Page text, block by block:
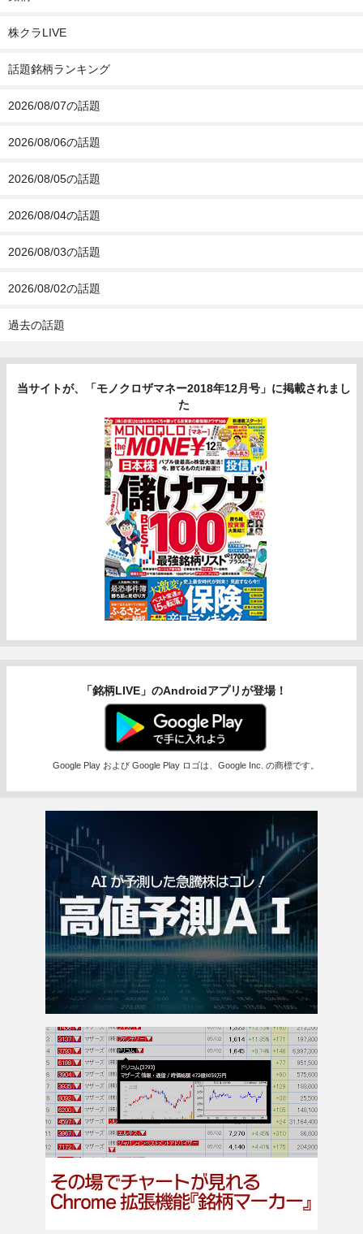
株クラLIVE
話題銘柄ランキング
2026/08/07の話題
2026/08/06の話題
2026/08/05の話題
2026/08/04の話題
2026/08/03の話題
2026/08/02の話題
過去の話題
当サイトが、「モノクロザマネー2018年12月号」に掲載されまし
た
「銘柄LIVE」のAndroidアプリが登場！
Google Play および Google Play ロゴは、Google Inc. の商標です。